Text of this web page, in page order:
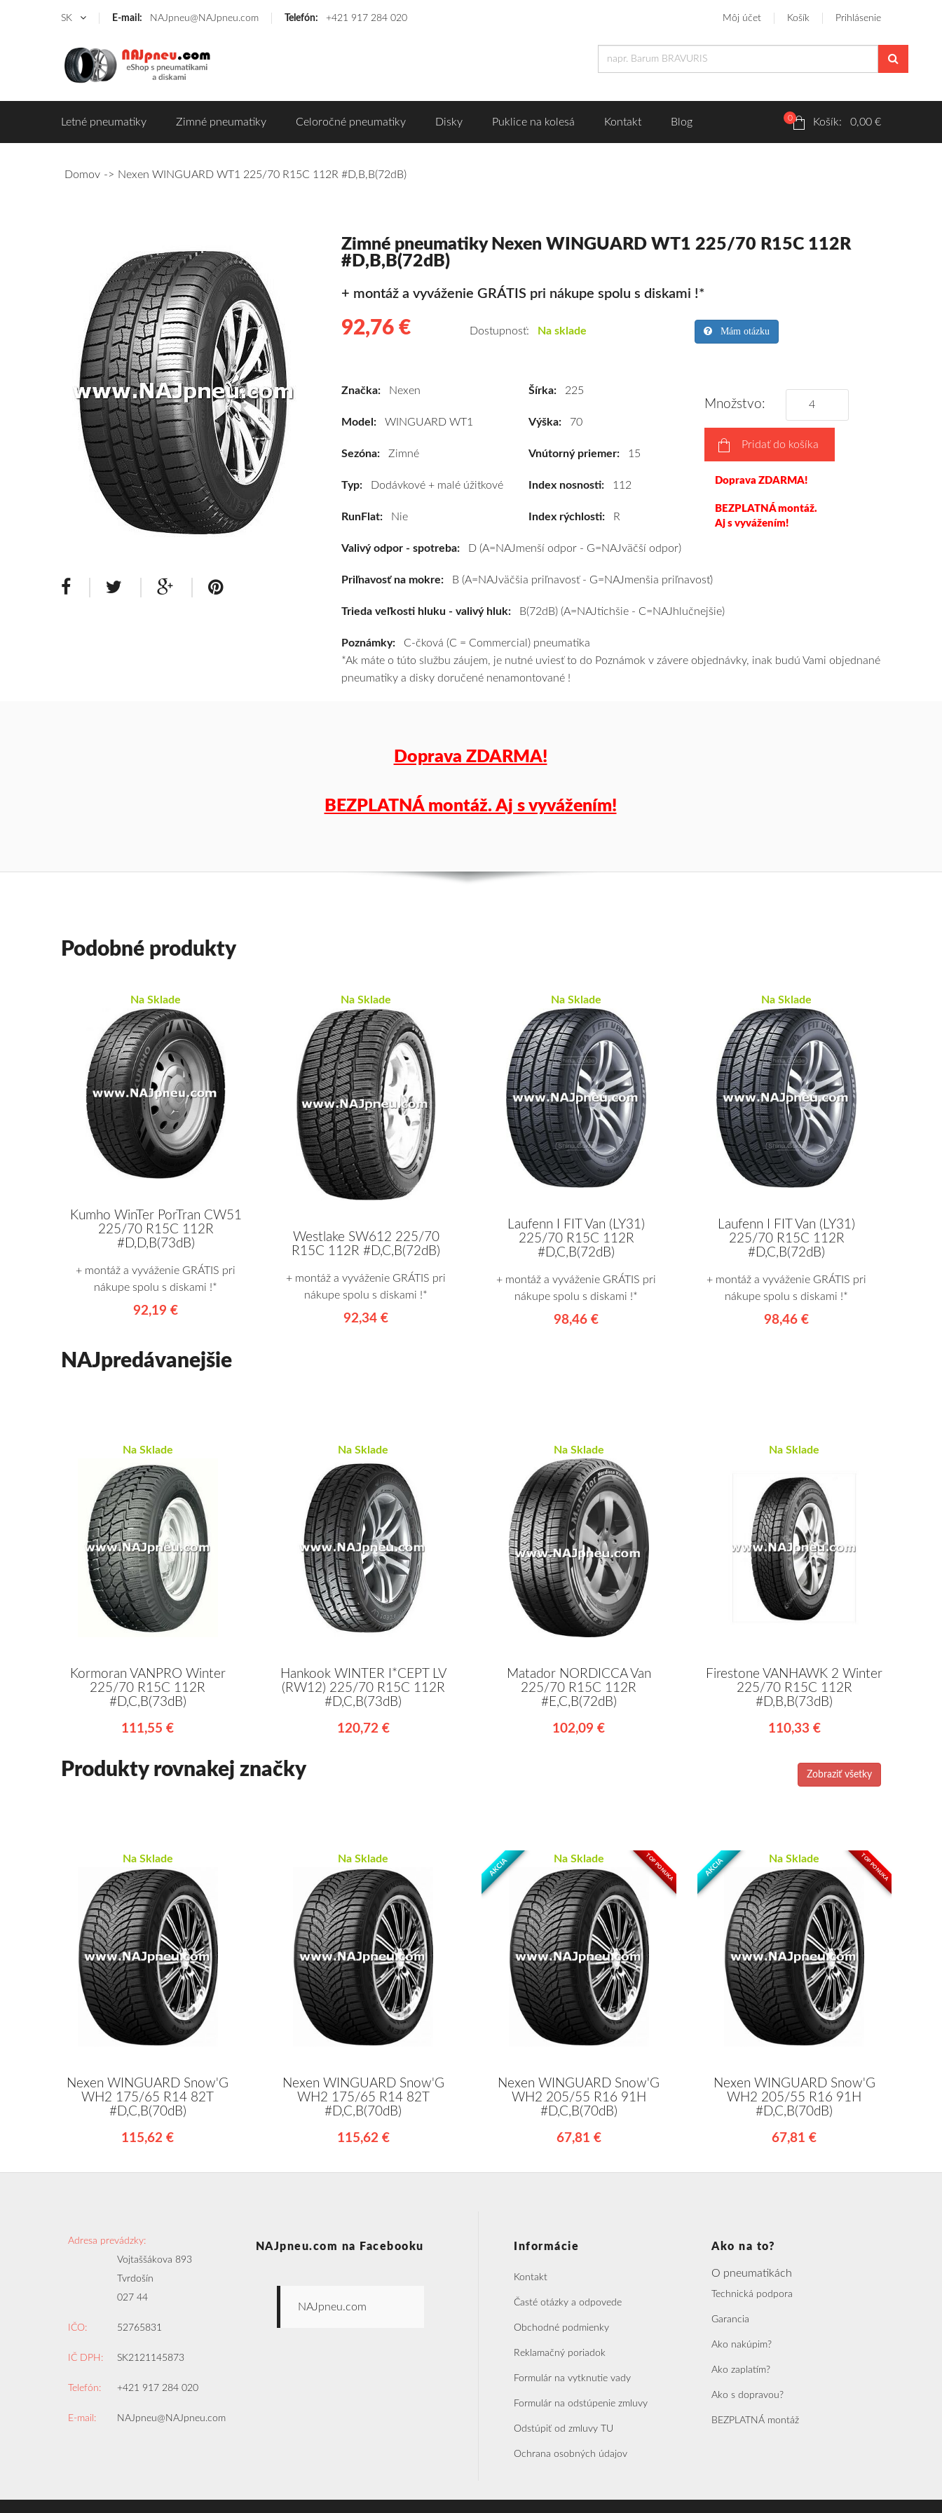
SK E-mail: NAJpneu@NAJpneu.com Telefón: +421 917 284 020 Môj účet Košík Prihlásenie
Letné pneumatiky Zimné pneumatiky Celoročné pneumatiky Disky Puklice na kolesá Kontakt Blog 0 Košík: 0,00 €
Domov Nexen WINGUARD WT1 225/70 R15C 112R #D,B,B(72dB)
Zimné pneumatiky Nexen WINGUARD WT1 225/70 R15C 112R
#D,B,B(72dB)
+ montáž a vyváženie GRÁTIS pri nákupe spolu s diskami !*
92,76 €
dodávku
WT1
R15C
za
a
tomu
vám
pneumatiky
vášho
a
Dostupnosť: Na sklade Mám otázku
Značka: Nexen
Model: WINGUARD WT1
Sezóna: Zimné
Typ: Dodávkové + malé úžitkové
RunFlat: Nie
Šírka:225
Výška:70
Vnútorný priemer:15
Index nosnosti:112
Index rýchlosti:R
Množstvo:
Pridať do košíka
Doprava ZDARMA!
BEZPLATNÁ montáž.
Aj s vyvážením!
Valivý odpor - spotreba: D (A=NAJmenší odpor - G=NAJväčší odpor)
Priľnavosť na mokre: B (A=NAJväčšia priľnavosť - G=NAJmenšia priľnavosť)
Trieda veľkosti hluku - valivý hluk: B(72dB) (A=NAJtichšie - C=NAJhlučnejšie)
Poznámky: C-čková (C = Commercial) pneumatika
*Ak máte o túto službu záujem, je nutné uviesť to do Poznámok v závere objednávky, inak budú Vami objednané
pneumatiky a disky doručené nenamontované !
Doprava ZDARMA!
BEZPLATNÁ montáž. Aj s vyvážením!
Podobné produkty
Na Sklade
Kumho WinTer PorTran CW51
225/70 R15C 112R
#D,D,B(73dB)
+ montáž a vyváženie GRÁTIS pri
nákupe spolu s diskami !*
92,19 €
Na Sklade
Westlake SW612 225/70
R15C 112R #D,C,B(72dB)
+ montáž a vyváženie GRÁTIS pri
nákupe spolu s diskami !*
92,34 €
Na Sklade
Laufenn I FIT Van (LY31)
225/70 R15C 112R
#D,C,B(72dB)
+ montáž a vyváženie GRÁTIS pri
nákupe spolu s diskami !*
98,46 €
Na Sklade
Laufenn I FIT Van (LY31)
225/70 R15C 112R
#D,C,B(72dB)
+ montáž a vyváženie GRÁTIS pri
nákupe spolu s diskami !*
98,46 €
NAJpredávanejšie
Na Sklade
Kormoran VANPRO Winter
225/70 R15C 112R
#D,C,B(73dB)
111,55 €
Na Sklade
Hankook WINTER I*CEPT LV
(RW12) 225/70 R15C 112R
#D,C,B(73dB)
120,72 €
Na Sklade
Matador NORDICCA Van
225/70 R15C 112R
#E,C,B(72dB)
102,09 €
Na Sklade
Firestone VANHAWK 2 Winter
225/70 R15C 112R
#D,B,B(73dB)
110,33 €
Produkty rovnakej značky Zobraziť všetky
Na Sklade
Nexen WINGUARD Snow'G
WH2 175/65 R14 82T
#D,C,B(70dB)
115,62 €
Na Sklade
Nexen WINGUARD Snow'G
WH2 175/65 R14 82T
#D,C,B(70dB)
115,62 €
AKCIA TOP PONUKA
Na Sklade
Nexen WINGUARD Snow'G
WH2 205/55 R16 91H
#D,C,B(70dB)
67,81 €
AKCIA TOP PONUKA
Na Sklade
Nexen WINGUARD Snow'G
WH2 205/55 R16 91H
#D,C,B(70dB)
67,81 €
Adresa prevádzky:
Vojtaššákova 893
Tvrdošín
027 44
IČO: 52765831
IČ DPH: SK2121145873
Telefón: +421 917 284 020
E-mail: NAJpneu@NAJpneu.com
NAJpneu.com na Facebooku
NAJpneu.com
Informácie
Kontakt
Časté otázky a odpovede
Obchodné podmienky
Reklamačný poriadok
Formulár na vytknutie vady
Formulár na odstúpenie zmluvy
Odstúpiť od zmluvy TU
Ochrana osobných údajov
Ako na to?
O pneumatikách
Technická podpora
Garancia
Ako nakúpim?
Ako zaplatím?
Ako s dopravou?
BEZPLATNÁ montáž